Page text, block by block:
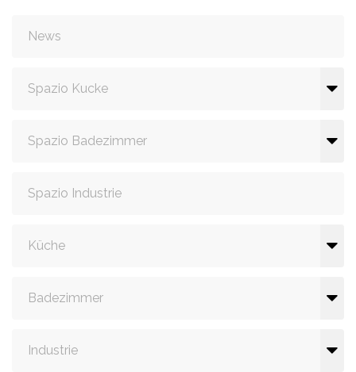
News
Spazio Kucke
Spazio Badezimmer
Spazio Industrie
Küche
Badezimmer
Industrie